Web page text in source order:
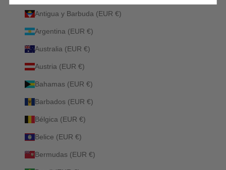
Antigua y Barbuda (EUR €)
Argentina (EUR €)
Australia (EUR €)
Austria (EUR €)
Bahamas (EUR €)
Barbados (EUR €)
Bélgica (EUR €)
Belice (EUR €)
Bermudas (EUR €)